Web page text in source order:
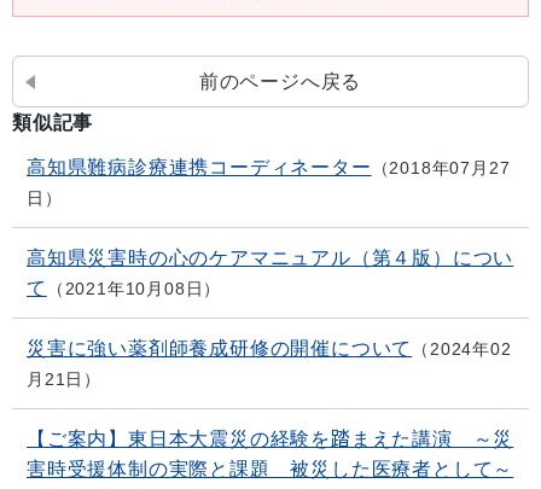
前のページへ戻る
類似記事
高知県難病診療連携コーディネーター
2018年07月27
日
高知県災害時の心のケアマニュアル（第４版）につい
て
2021年10月08日
災害に強い薬剤師養成研修の開催について
2024年02
月21日
【ご案内】東日本大震災の経験を踏まえた講演 ～災
害時受援体制の実際と課題 被災した医療者として～